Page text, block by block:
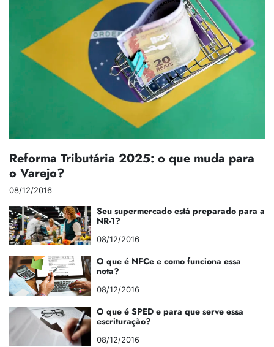
Reforma Tributária 2025: o que muda para
o Varejo?
08/12/2016
Seu supermercado está preparado para a
NR-1?
08/12/2016
O que é NFCe e como funciona essa
nota?
08/12/2016
O que é SPED e para que serve essa
escrituração?
08/12/2016